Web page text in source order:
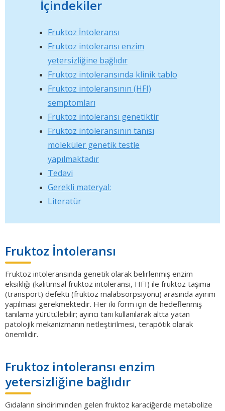
İçindekiler
Fruktoz İntoleransı
Fruktoz intoleransı enzim
yetersizliğine bağlıdır
Fruktoz intoleransında klinik tablo
Fruktoz intoleransının (HFI)
semptomları
Fruktoz intoleransı genetiktir
Fruktoz intoleransının tanısı
moleküler genetik testle
yapılmaktadır
Tedavi
Gerekli materyal:
Literatür
Fruktoz İntoleransı
Fruktoz intoleransında genetik olarak belirlenmiş enzim
eksikliği (kalıtımsal fruktoz intoleransı, HFI) ile fruktoz taşıma
(transport) defekti (fruktoz malabsorpsiyonu) arasında ayırım
yapılması gerekmektedir. Her iki form için de hedeflenmiş
tanılama yürütülebilir; ayırıcı tanı kullanılarak altta yatan
patolojik mekanizmanın netleştirilmesi, terapötik olarak
önemlidir.
Fruktoz intoleransı enzim
yetersizliğine bağlıdır
Gıdaların sindiriminden gelen fruktoz karaciğerde metabolize